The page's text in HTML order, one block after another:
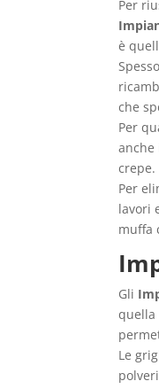
Per
è
che
Per
anche
crepe.
Per
lavori
muffa
Gli
quella
Le